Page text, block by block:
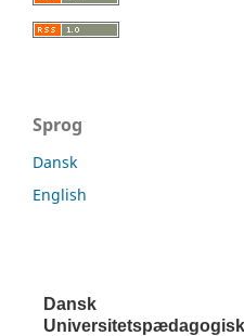
Sprog
Dansk
English
Dansk
Universitetspædagogisk